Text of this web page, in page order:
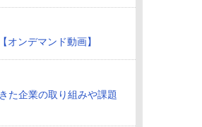
オンデマンド動画】
た企業の取り組みや課題